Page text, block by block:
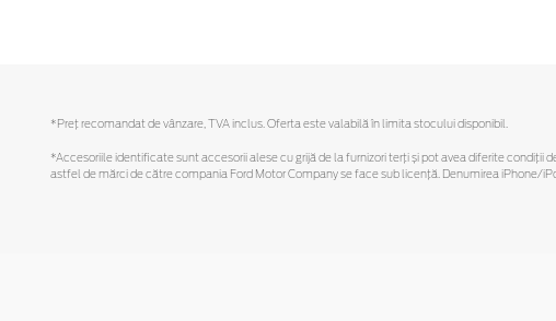
*Preţ recomandat de vânzare, TVA inclus. Oferta este valabilă în limita stocului disponibil.
*Accesoriile identificate sunt accesorii alese cu grijă de la furnizori terți și pot avea diferite condiții
astfel de mărci de către compania Ford Motor Company se face sub licență. Denumirea iPhone/